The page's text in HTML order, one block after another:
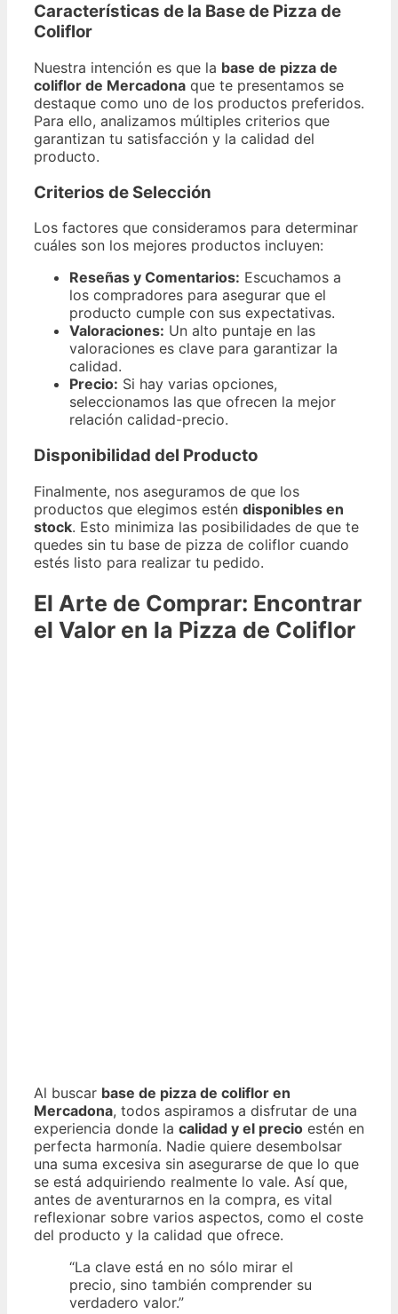
Características de la Base de Pizza de
Coliflor
Nuestra intención es que la base de pizza de
coliflor de Mercadona que te presentamos se
destaque como uno de los productos preferidos.
Para ello, analizamos múltiples criterios que
garantizan tu satisfacción y la calidad del
producto.
Criterios de Selección
Los factores que consideramos para determinar
cuáles son los mejores productos incluyen:
Reseñas y Comentarios: Escuchamos a
los compradores para asegurar que el
producto cumple con sus expectativas.
Valoraciones: Un alto puntaje en las
valoraciones es clave para garantizar la
calidad.
Precio: Si hay varias opciones,
seleccionamos las que ofrecen la mejor
relación calidad-precio.
Disponibilidad del Producto
Finalmente, nos aseguramos de que los
productos que elegimos estén disponibles en
stock. Esto minimiza las posibilidades de que te
quedes sin tu base de pizza de coliflor cuando
estés listo para realizar tu pedido.
El Arte de Comprar: Encontrar
el Valor en la Pizza de Coliflor
Al buscar base de pizza de coliflor en
Mercadona, todos aspiramos a disfrutar de una
experiencia donde la calidad y el precio estén en
perfecta harmonía. Nadie quiere desembolsar
una suma excesiva sin asegurarse de que lo que
se está adquiriendo realmente lo vale. Así que,
antes de aventurarnos en la compra, es vital
reflexionar sobre varios aspectos, como el coste
del producto y la calidad que ofrece.
“La clave está en no sólo mirar el
precio, sino también comprender su
verdadero valor.”